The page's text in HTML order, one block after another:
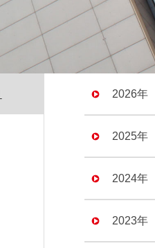
2026年
2025年
2024年
2023年